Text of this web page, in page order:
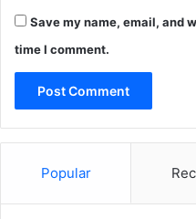
Save my name, email, and
time I comment.
Popular